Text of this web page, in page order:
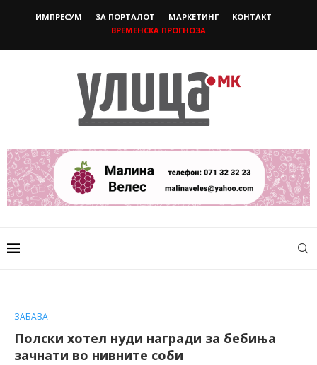
ИМПРЕСУМ ЗА ПОРТАЛОТ МАРКЕТИНГ
КОНТАКТ
ВРЕМЕНСКА ПРОГНОЗА
ЗАБАВА
Полски хотел нуди награди за бебиња
зачнати во нивните соби